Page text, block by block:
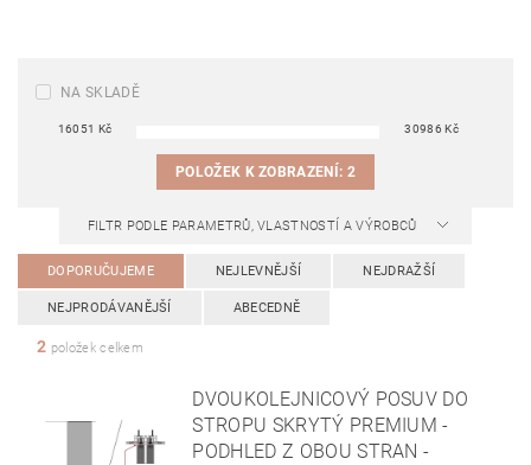
NA SKLADĚ
16051 Kč 30986 Kč
POLOŽEK K ZOBRAZENÍ: 2
FILTR PODLE PARAMETRŮ, VLASTNOSTÍ A VÝROBCŮ
DOPORUČUJEME NEJLEVNĚJŠÍ NEJDRAŽŠÍ
NEJPRODÁVANĚJŠÍ ABECEDNĚ
2 položek celkem
DVOUKOLEJNICOVÝ POSUV DO
STROPU SKRYTÝ PREMIUM -
PODHLED Z OBOU STRAN -